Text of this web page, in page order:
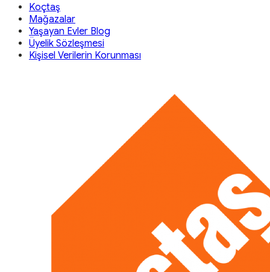
Koçtaş
Mağazalar
Yaşayan Evler Blog
Üyelik Sözleşmesi
Kişisel Verilerin Korunması